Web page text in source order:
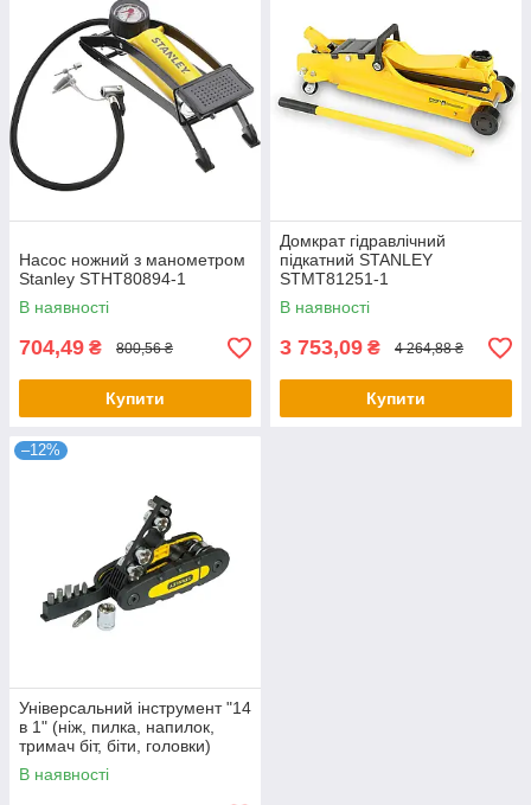
Насос ножний з манометром
Stanley STHT80894-1
В наявності
704,49 ₴ 800,56 ₴
Купити
Домкрат гідравлічний
підкатний STANLEY
STMT81251-1
В наявності
3 753,09 ₴ 4 264,88 ₴
Купити
–12%
Універсальний інструмент "14
в 1" (ніж, пилка, напилок,
тримач біт, біти, головки)
Stanley STHT0-70695
В наявності